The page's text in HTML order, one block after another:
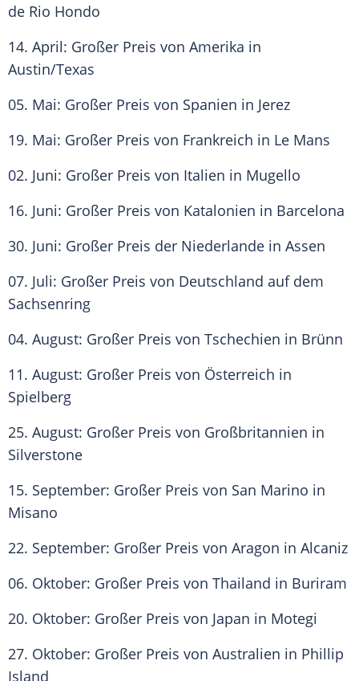
de Rio Hondo
14. April: Großer Preis von Amerika in
Austin/Texas
05. Mai: Großer Preis von Spanien in Jerez
19. Mai: Großer Preis von Frankreich in Le Mans
02. Juni: Großer Preis von Italien in Mugello
16. Juni: Großer Preis von Katalonien in Barcelona
30. Juni: Großer Preis der Niederlande in Assen
07. Juli: Großer Preis von Deutschland auf dem
Sachsenring
04. August: Großer Preis von Tschechien in Brünn
11. August: Großer Preis von Österreich in
Spielberg
25. August: Großer Preis von Großbritannien in
Silverstone
15. September: Großer Preis von San Marino in
Misano
22. September: Großer Preis von Aragon in Alcaniz
06. Oktober: Großer Preis von Thailand in Buriram
20. Oktober: Großer Preis von Japan in Motegi
27. Oktober: Großer Preis von Australien in Phillip
Island